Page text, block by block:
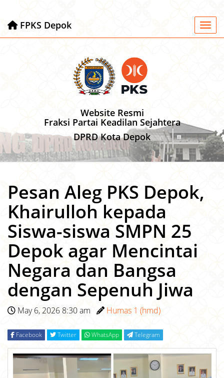
FPKS Depok
Website Resmi
Fraksi Partai Keadilan Sejahtera
DPRD Kota Depok
Pesan Aleg PKS Depok,
Khairulloh kepada
Siswa-siswa SMPN 25
Depok agar Mencintai
Negara dan Bangsa
dengan Sepenuh Jiwa
May 6, 2026 8:30 am Humas 1 (hmd)
Facebook Twitter WhatsApp Telegram